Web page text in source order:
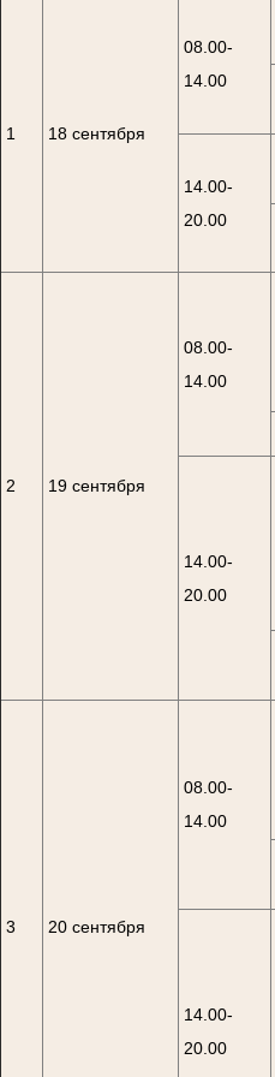
1 18 сентября
08.00-
14.00
14.00-
20.00
2 19 сентября
08.00-
14.00
14.00-
20.00
3 20 сентября
08.00-
14.00
14.00-
20.00